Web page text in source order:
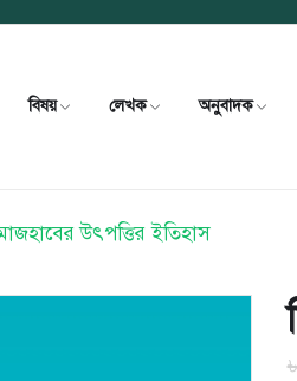
বিষয় লেখক অনুবাদক
উৎপত্তির ইতিহাস